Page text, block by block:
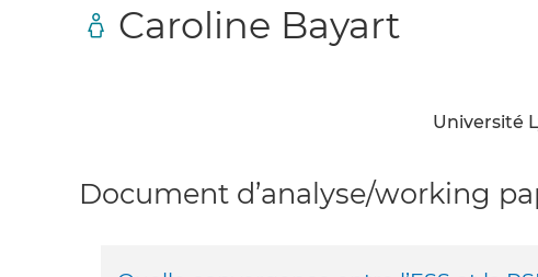
Caroline Bayart
Université
Document d’analyse/working